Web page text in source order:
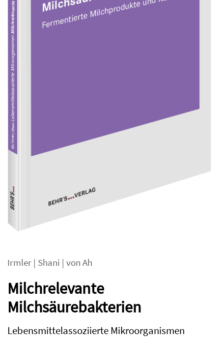
Irmler | Shani | von Ah
Milchrelevante
Milchsäurebakterien
Lebensmittelassoziierte Mikroorganismen